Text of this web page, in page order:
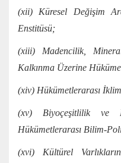
(xii) Küresel Değişim
Enstitüsü;
(xiii) Madencilik,
Kalkınma Üzerine
(xiv) Hükümetlerarası
(xv) Biyoçeşitlilik ve
Hükümetlerarası Bilim-
(xvi) Kültürel